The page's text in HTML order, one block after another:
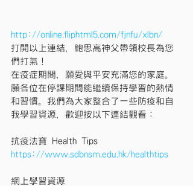
http://online.fliphtml5.com/fjnfu/xlbn/
打開以上連結，鮑思高神父帶領校長為您
們打氣！
在疫症期間，願愛與平安充滿您的家庭。
願各位在停課期間能繼續保持學習的熱情
和習慣。我們為大家整合了一些防疫和自
我學習資源，歡迎按以下連結觀看：
抗疫法寶 Health Tips
https://www.sdbnsm.edu.hk/healthtips
網上學習資源